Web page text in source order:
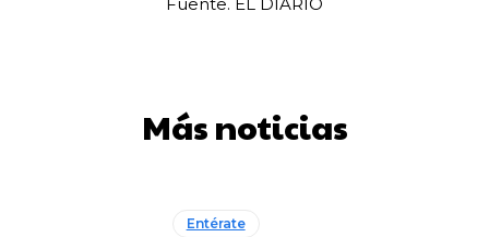
Fuente. EL DIARIO
Más noticias
Entérate